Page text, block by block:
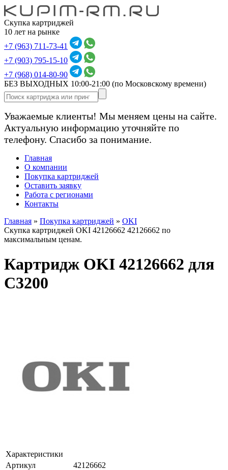
Скупка картриджей
10 лет на рынке
+7 (963) 711-73-41
+7 (903) 795-15-10
+7 (968) 014-80-90
БЕЗ ВЫХОДНЫХ 10:00-21:00 (по Московскому времени)
Уважаемые клиенты! Мы меняем цены на сайте.
Актуальную информацию уточняйте по
телефону. Спасибо за понимание.
Главная
О компании
Покупка картриджей
Оставить заявку
Работа с регионами
Контакты
Главная » Покупка картриджей » OKI
Скупка картриджей OKI 42126662 42126662 по
максимальным ценам.
Картридж OKI 42126662 для
C3200
Характеристики
Артикул
42126662